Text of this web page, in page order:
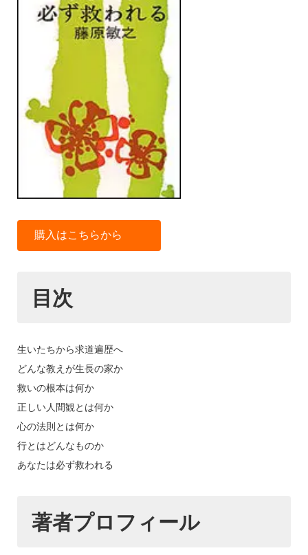
購入はこちらから
目次
生いたちから求道遍歴へ
どんな教えが生長の家か
救いの根本は何か
正しい人間観とは何か
心の法則とは何か
行とはどんなものか
あなたは必ず救われる
著者プロフィール